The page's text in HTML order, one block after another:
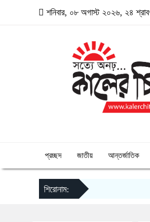
শনিবার, ০৮ অগাস্ট ২০২৬, ২৪
প্রচ্ছদ জাতীয় আন্তর্জাতিক
শিরোনাম: